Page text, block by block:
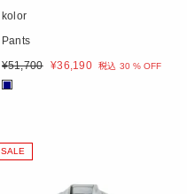
kolor
Pants
¥51,700 ¥36,190 税込 30 % OFF
■
SALE